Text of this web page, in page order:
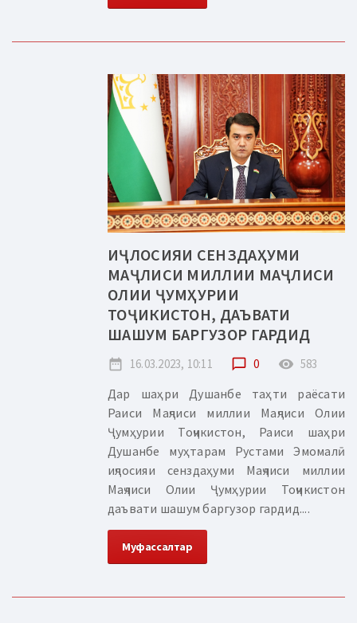
ИҶЛОСИЯИ СЕНЗДАҲУМИ
МАҶЛИСИ МИЛЛИИ МАҶЛИСИ
ОЛИИ ҶУМҲУРИИ
ТОҶИКИСТОН, ДАЪВАТИ
ШАШУМ БАРГУЗОР ГАРДИД
date_range 16.03.2023, 10:11 chat_bubble_outline 0 remove_red_eye 583
Дар шаҳри Душанбе таҳти раёсати
Раиси Маҷлиси миллии Маҷлиси Олии
Ҷумҳурии Тоҷикистон, Раиси шаҳри
Душанбе муҳтарам Рустами Эмомалӣ
иҷлосияи сенздаҳуми Маҷлиси миллии
Маҷлиси Олии Ҷумҳурии Тоҷикистон
даъвати шашум баргузор гардид....
Муфассалтар